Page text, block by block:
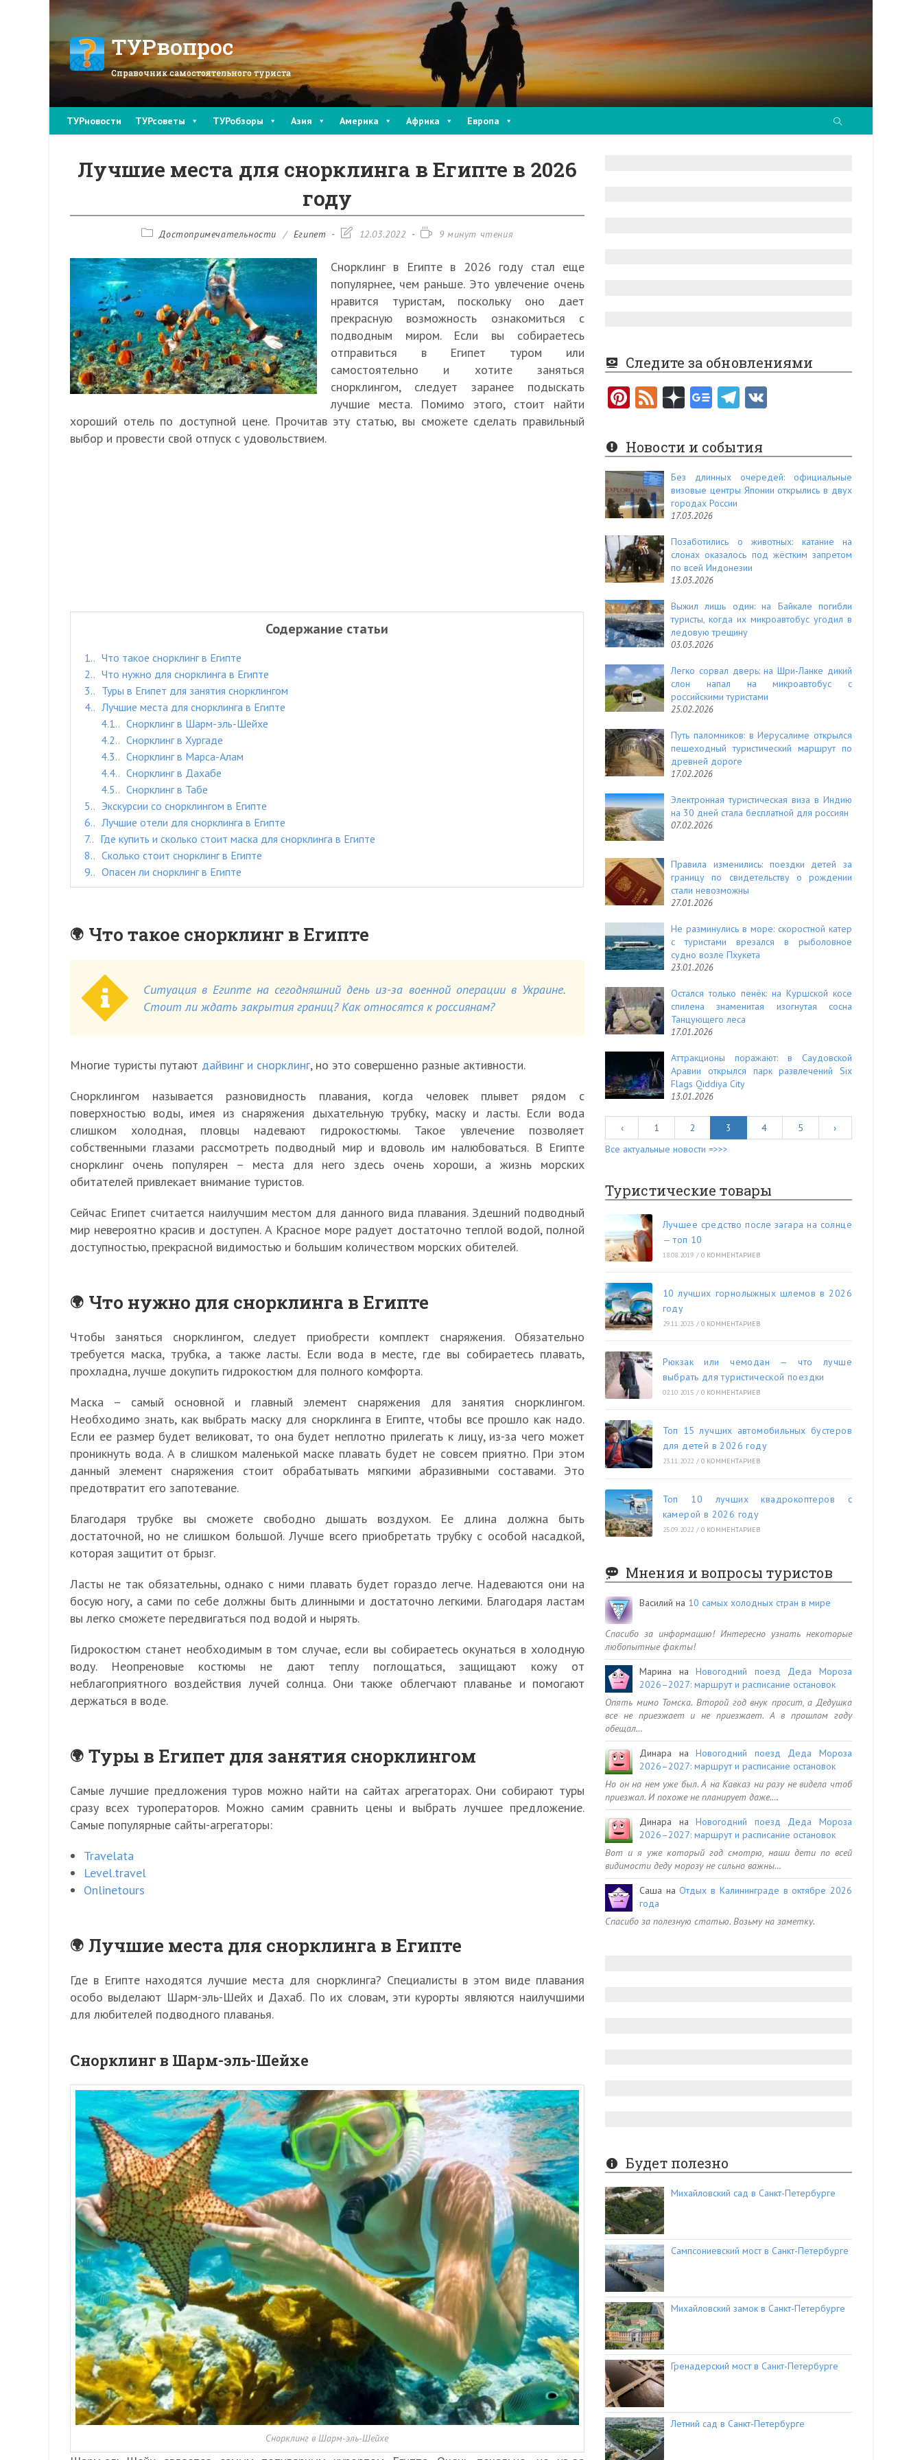
ТУРвопрос
Справочник самостоятельного туриста
ТУРновости ТУРсоветы ТУРобзоры Азия Америка Африка Европа
Лучшие места для снорклинга в Египте в 2026
году
РубрикаДостопримечательности / Египет
Запись12.03.2022
Время9 минут чтения
Снорклинг в Египте в 2026 году стал еще
популярнее, чем раньше. Это увлечение очень
нравится туристам, поскольку оно дает
прекрасную возможность ознакомиться с
подводным миром. Если вы собираетесь
отправиться в Египет туром или
самостоятельно и хотите заняться
снорклингом, следует заранее подыскать
лучшие места. Помимо этого, стоит найти
хороший отель по доступной цене. Прочитав эту статью, вы сможете сделать правильный
выбор и провести свой отпуск с удовольствием.
Содержание статьи
1.
Что такое снорклинг в Египте
2.
Что нужно для снорклинга в Египте
3.
Туры в Египет для занятия снорклингом
4.
Лучшие места для снорклинга в Египте
4.1.
Снорклинг в Шарм-эль-Шейхе
4.2.
Снорклинг в Хургаде
4.3.
Снорклинг в Марса-Алам
4.4.
Снорклинг в Дахабе
4.5.
Снорклинг в Табе
5.
Экскурсии со снорклингом в Египте
6.
Лучшие отели для снорклинга в Египте
7.
Где купить и сколько стоит маска для снорклинга в Египте
8.
Сколько стоит снорклинг в Египте
9.
Опасен ли снорклинг в Египте
Что такое снорклинг в Египте
Ситуация в Египте на сегодняшний день из-за военной операции в Украине.
Стоит ли ждать закрытия границ? Как относятся к россиянам?
Многие туристы путают дайвинг и снорклинг, но это совершенно разные активности.
Снорклингом называется разновидность плавания, когда человек плывет рядом с
поверхностью воды, имея из снаряжения дыхательную трубку, маску и ласты. Если вода
слишком холодная, пловцы надевают гидрокостюмы. Такое увлечение позволяет
собственными глазами рассмотреть подводный мир и вдоволь им налюбоваться. В Египте
снорклинг очень популярен – места для него здесь очень хороши, а жизнь морских
обитателей привлекает внимание туристов.
Сейчас Египет считается наилучшим местом для данного вида плавания. Здешний подводный
мир невероятно красив и доступен. А Красное море радует достаточно теплой водой, полной
доступностью, прекрасной видимостью и большим количеством морских обителей.
Что нужно для снорклинга в Египте
Чтобы заняться снорклингом, следует приобрести комплект снаряжения. Обязательно
требуется маска, трубка, а также ласты. Если вода в месте, где вы собираетесь плавать,
прохладна, лучше докупить гидрокостюм для полного комфорта.
Маска – самый основной и главный элемент снаряжения для занятия снорклингом.
Необходимо знать, как выбрать маску для снорклинга в Египте, чтобы все прошло как надо.
Если ее размер будет великоват, то она будет неплотно прилегать к лицу, из-за чего может
проникнуть вода. А в слишком маленькой маске плавать будет не совсем приятно. При этом
данный элемент снаряжения стоит обрабатывать мягкими абразивными составами. Это
предотвратит его запотевание.
Благодаря трубке вы сможете свободно дышать воздухом. Ее длина должна быть
достаточной, но не слишком большой. Лучше всего приобретать трубку с особой насадкой,
которая защитит от брызг.
Ласты не так обязательны, однако с ними плавать будет гораздо легче. Надеваются они на
босую ногу, а сами по себе должны быть длинными и достаточно легкими. Благодаря ластам
вы легко сможете передвигаться под водой и нырять.
Гидрокостюм станет необходимым в том случае, если вы собираетесь окунаться в холодную
воду. Неопреновые костюмы не дают теплу поглощаться, защищают кожу от
неблагоприятного воздействия лучей солнца. Они также облегчают плаванье и помогают
держаться в воде.
Туры в Египет для занятия снорклингом
Самые лучшие предложения туров можно найти на сайтах агрегаторах. Они собирают туры
сразу всех туроператоров. Можно самим сравнить цены и выбрать лучшее предложение.
Самые популярные сайты-агрегаторы:
Travelata
Level.travel
Onlinetours
Лучшие места для снорклинга в Египте
Где в Египте находятся лучшие места для снорклинга? Специалисты в этом виде плавания
особо выделают Шарм-эль-Шейх и Дахаб. По их словам, эти курорты являются наилучшими
для любителей подводного плаванья.
Снорклинг в Шарм-эль-Шейхе
Снорклинг в Шарм-эль-Шейхе
Следите за обновлениями
Pi
er
es
t
F
e
d
Новости и события
Без длинных очередей: официальные
визовые центры Японии открылись в двух
городах России
17.03.2026
Позаботились о животных: катание на
слонах оказалось под жёстким запретом
по всей Индонезии
13.03.2026
Выжил лишь один: на Байкале погибли
туристы, когда их микроавтобус угодил в
ледовую трещину
03.03.2026
Легко сорвал дверь: на Шри-Ланке дикий
слон напал на микроавтобус с
российскими туристами
25.02.2026
Путь паломников: в Иерусалиме открылся
пешеходный туристический маршрут по
древней дороге
17.02.2026
Электронная туристическая виза в Индию
на 30 дней стала бесплатной для россиян
07.02.2026
Правила изменились: поездки детей за
границу по свидетельству о рождении
стали невозможны
27.01.2026
Не разминулись в море: скоростной катер
с туристами врезался в рыболовное
судно возле Пхукета
23.01.2026
Остался только пенёк: на Куршской косе
спилена знаменитая изогнутая сосна
Танцующего леса
17.01.2026
Аттракционы поражают: в Саудовской
Аравии открылся парк развлечений Six
Flags Qiddiya City
13.01.2026
‹ 1 2 3 4 5
›
Все актуальные новости =>>>
Туристические товары
Лучшее средство после загара на солнце
— топ 10
18.08.2019 / 0 КОММЕНТАРИЕВ
10 лучших горнолыжных шлемов в 2026
году
29.11.2023 / 0 КОММЕНТАРИЕВ
Рюкзак или чемодан — что лучше
выбрать для туристической поездки
02.10.2015 / 0 КОММЕНТАРИЕВ
Топ 15 лучших автомобильных бустеров
для детей в 2026 году
23.11.2022 / 0 КОММЕНТАРИЕВ
Топ 10 лучших квадрокоптеров с
камерой в 2026 году
25.09.2022 / 0 КОММЕНТАРИЕВ
Мнения и вопросы туристов
Василий на 10 самых холодных стран в мире
Спасибо за информацию! Интересно узнать некоторые
любопытные факты!
Марина наНовогодний поезд Деда Мороза
2026–2027: маршрут и расписание остановок
Опять мимо Томска. Второй год внук просит, а Дедушка
все не приезжает и не приезжает. А в прошлом году
обещал…
Динара наНовогодний поезд Деда Мороза
2026–2027: маршрут и расписание остановок
Но он на нем уже был. А на Кавказ ни разу не видела чтоб
приезжал. И похоже не планирует даже.…
Динара наНовогодний поезд Деда Мороза
2026–2027: маршрут и расписание остановок
Вот и я уже который год смотрю, наши дети по всей
видимости деду морозу не сильно важны…
Саша наОтдых в Калининграде в октябре 2026
года
Спасибо за полезную статью. Возьму на заметку.
Будет полезно
Михайловский сад в Санкт-Петербурге
Сампсониевский мост в Санкт-Петербурге
Михайловский замок в Санкт-Петербурге
Гренадерский мост в Санкт-Петербурге
Летний сад в Санкт-Петербурге